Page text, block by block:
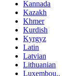
Kannada
Kazakh
Khmer
Kurdish
Kyrgyz
Latin
Latvian
Lithuanian
Luxembou..